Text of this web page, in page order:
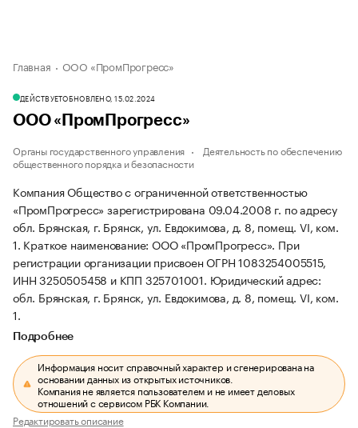
Главная ООО «ПромПрогресс»
ДЕЙСТВУЕТОБНОВЛЕНО, 15.02.2024
ООО «ПромПрогресс»
Органы государственного управления
Деятельность по обеспечению
общественного порядка и безопасности
Компания Общество с ограниченной ответственностью
«ПромПрогресс» зарегистрирована 09.04.2008 г. по адресу
обл. Брянская, г. Брянск, ул. Евдокимова, д. 8, помещ. VI, ком.
1. Краткое наименование: ООО «ПромПрогресс». При
регистрации организации присвоен ОГРН 1083254005515,
ИНН 3250505458 и КПП 325701001. Юридический адрес:
обл. Брянская, г. Брянск, ул. Евдокимова, д. 8, помещ. VI, ком.
1.
Подробнее
Информация носит справочный характер и сгенерирована на
основании данных из открытых источников.
Компания не является пользователем и не имеет деловых
отношений с сервисом РБК Компании.
Редактировать описание